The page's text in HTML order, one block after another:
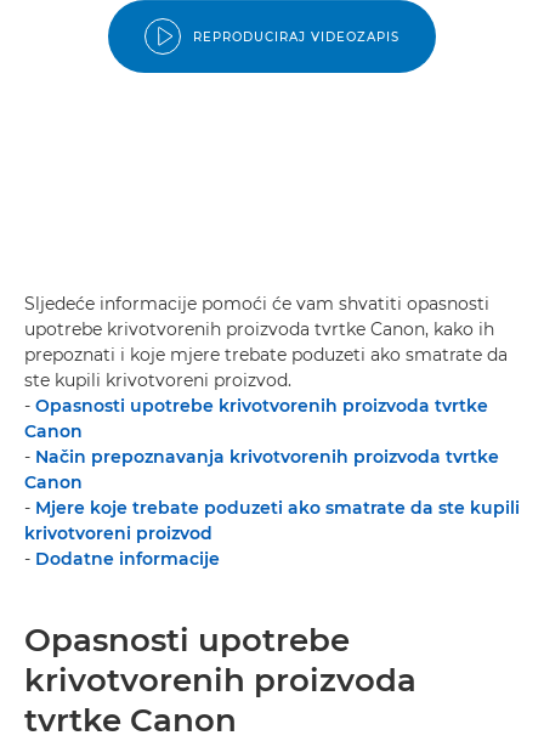
REPRODUCIRAJ VIDEOZAPIS
Sljedeće informacije pomoći će vam shvatiti opasnosti
upotrebe krivotvorenih proizvoda tvrtke Canon, kako ih
prepoznati i koje mjere trebate poduzeti ako smatrate da
ste kupili krivotvoreni proizvod.
- Opasnosti upotrebe krivotvorenih proizvoda tvrtke
Canon
- Način prepoznavanja krivotvorenih proizvoda tvrtke
Canon
- Mjere koje trebate poduzeti ako smatrate da ste kupili
krivotvoreni proizvod
- Dodatne informacije
Opasnosti upotrebe
krivotvorenih proizvoda
tvrtke Canon